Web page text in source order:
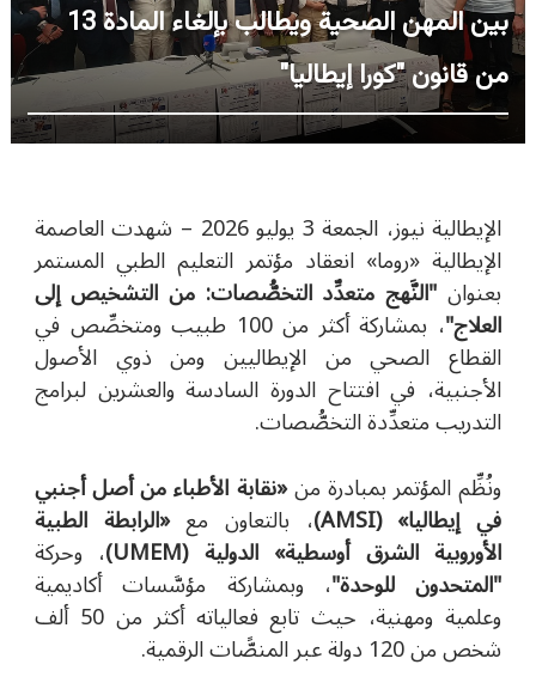
بين المهن الصحية ويطالب بإلغاء المادة 13
من قانون "كورا إيطاليا"
الإيطالية نيوز، الجمعة 3 يوليو 2026 – شهدت العاصمة
الإيطالية «روما» انعقاد مؤتمر التعليم الطبي المستمر
بعنوان "النَّهج متعدِّد التخصُّصات: من التشخيص إلى
العلاج" ، بمشاركة أكثر من 100 طبيب ومتخصِّص في
القطاع الصحي من الإيطاليين ومن ذوي الأصول
الأجنبية، في افتتاح الدورة السادسة والعشرين لبرامج
التدريب متعدِّدة التخصُّصات.
ونُظِّم المؤتمر بمبادرة من«نقابة الأطباء من أصل أجنبي
في إيطاليا»
(AMSI) ، بالتعاون مع«الرابطة الطبية
الأوروبية الشرق أوسطية» الدولية (UMEM) ، وحركة
"المتحدون للوحدة"، وبمشاركة مؤسَّسات أكاديمية
وعلمية ومهنية، حيث تابع فعالياته أكثر من 50 ألف
شخص من 120 دولة عبر المنصًّات الرقمية.